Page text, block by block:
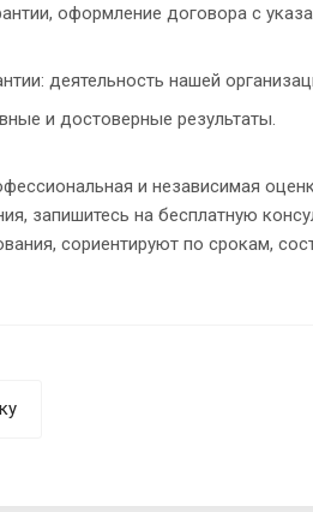
оформление договора с
деятельность нашей
и достоверные результаты.
и независимая
запишитесь на бесплатную
сориентируют по срокам,